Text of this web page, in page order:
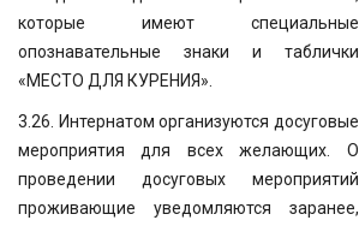
которые имеют специальные
опознавательные знаки и таблички
«МЕСТО ДЛЯ КУРЕНИЯ».
3.26. Интернатом организуются досуговые
мероприятия для всех желающих. О
проведении досуговых мероприятий
проживающие уведомляются заранее,